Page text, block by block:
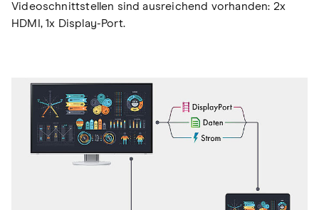
Videoschnittstellen sind ausreichend vorhanden: 2x
HDMI, 1x Display-Port.